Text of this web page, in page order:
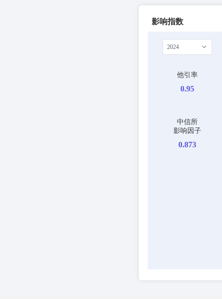
影响指数
2024
他引率
0.95
中信所
影响因子
0.873